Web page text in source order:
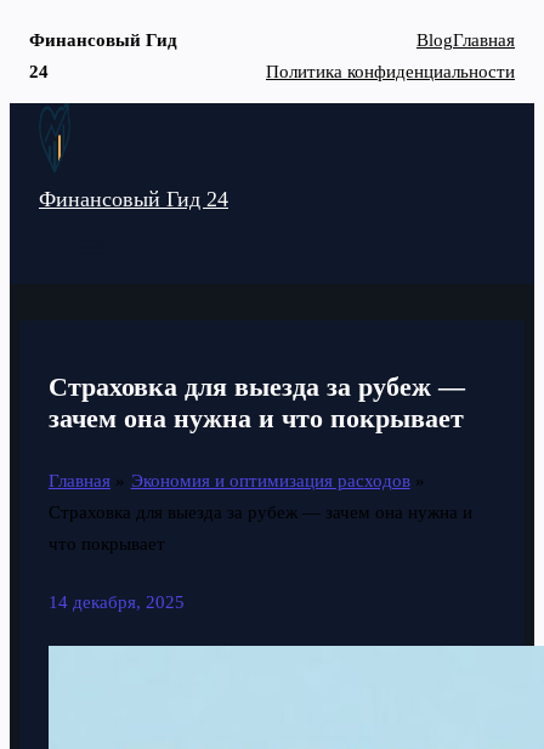
Финансовый Гид
24
BlogГлавная
Политика конфиденциальности
Перейти
Финансовый Гид 24
Страховка для выезда за рубеж —
зачем она нужна и что покрывает
Главная
Экономия и оптимизация расходов
Страховка для выезда за рубеж — зачем она нужна и
что покрывает
14 декабря, 2025